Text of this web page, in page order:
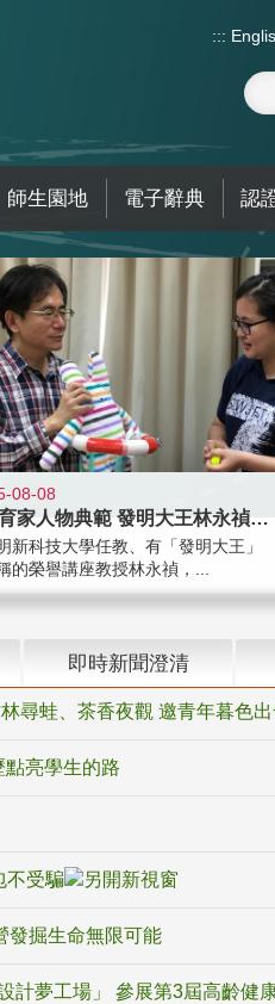
:::
師生園地 電子辭典 認
08-08
教育家人物典範 發明大王林永禎教授
新科技大學任教、有「發明大王」
的榮譽講座教授林永禎，...
即時新聞澄清
尋蛙、茶香夜觀 邀青年暮色出
亮學生的路
不受騙
發掘生命無限可能
計夢工場」 參展第3屆高齡健